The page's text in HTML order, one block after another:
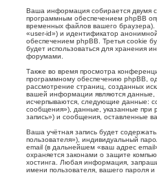
Ваша информация собирается двумя
программным обеспечением phpBB
временных файлов вашего
«user-id») и идентификатор
обеспечением phpBB. Третья cookie
будет использоваться для хранения
форумами.
Также во время просмотра
программному обеспечению phpBB,
рассмотрение страниц, созданных
вашей информации являются
исчерпываются, следующие данные:
сообщения»), данные, указанные при
запись») и сообщения, оставленные
Ваша учётная запись будет
пользователя»), индивидуальный
email (в дальнейшем «ваш адрес
охраняется законами о защите
хостинга. Любая информация,
имени пользователя, вашего пароля